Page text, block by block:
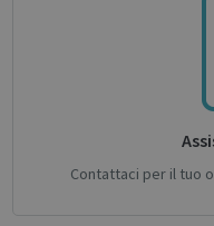
Contattaci per il tuo